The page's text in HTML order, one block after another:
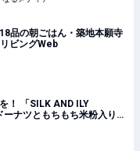
品の朝ごはん・築地本願寺
ビングWeb
！ 「SILK AND ILY
ナツともちもち米粉入りド